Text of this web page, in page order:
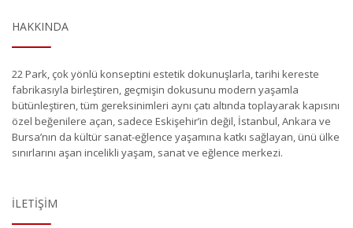
HAKKINDA
22 Park, çok yönlü konseptini estetik dokunuşlarla, tarihi kereste
fabrikasıyla birleştiren, geçmişin dokusunu modern yaşamla
bütünleştiren, tüm gereksinimleri aynı çatı altında toplayarak kapısını
özel beğenilere açan, sadece Eskişehir’in değil, İstanbul, Ankara ve
Bursa’nın da kültür sanat-eğlence yaşamına katkı sağlayan, ünü ülke
sınırlarını aşan incelikli yaşam, sanat ve eğlence merkezi.
İLETIŞIM